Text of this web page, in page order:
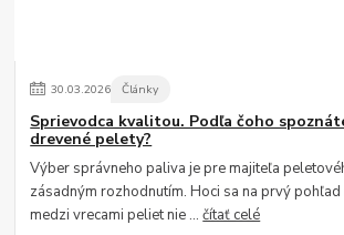
30.03.2026 Články
Sprievodca kvalitou. Podľa čoho
drevené pelety?
Výber správneho paliva je pre majiteľa
zásadným rozhodnutím. Hoci sa na prvý pohľad
medzi vrecami peliet nie ...čítať celé